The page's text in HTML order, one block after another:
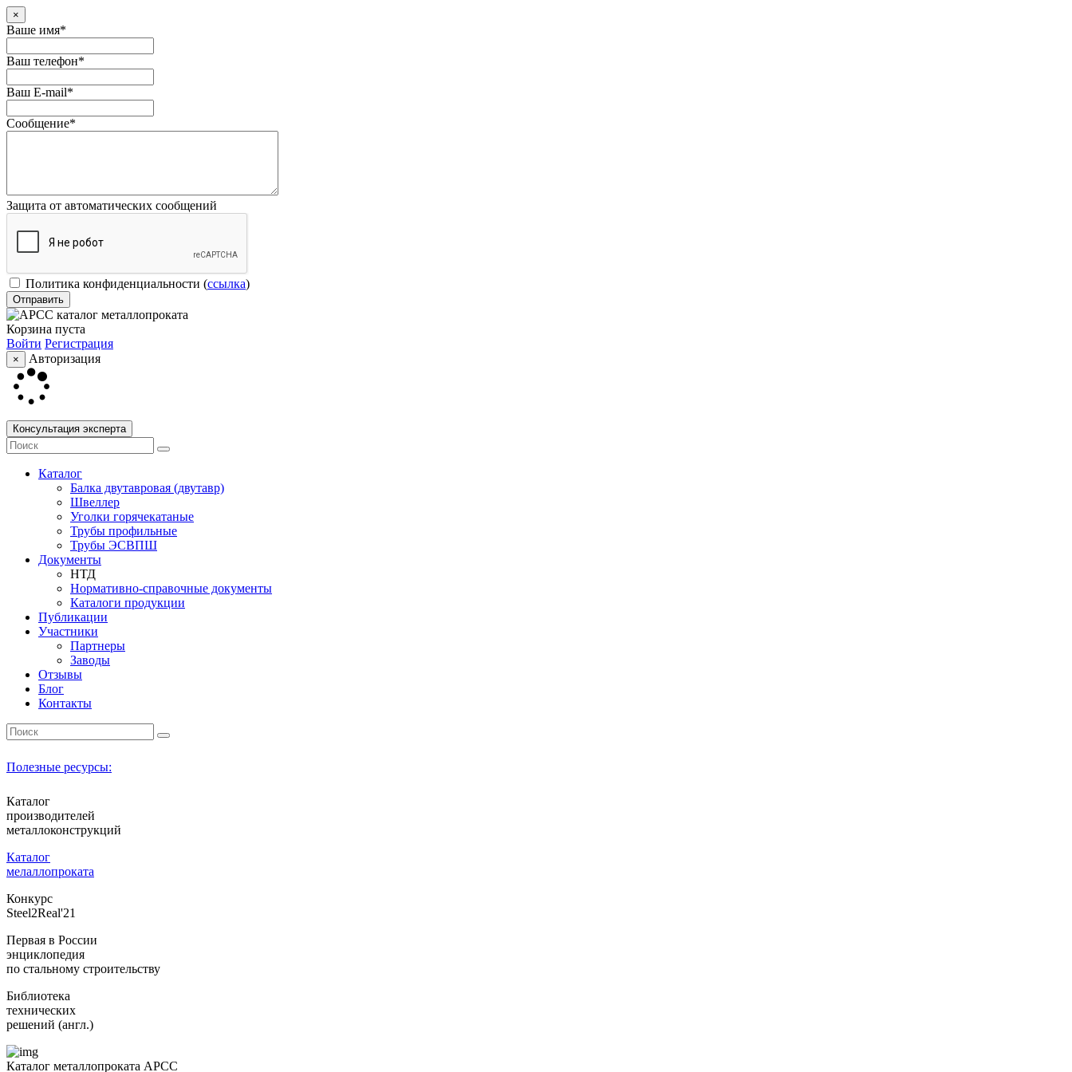
×
Ваше имя*
Ваш телефон*
Ваш E-mail*
Сообщение*
Защита от автоматических сообщений
Политика конфиденциальности (ссылка)
Корзина пуста
Войти Регистрация
× Авторизация
Консультация эксперта
Каталог
Балка двутавровая (двутавр)
Швеллер
Уголки горячекатаные
Трубы профильные
Трубы ЭСВПШ
Документы
НТД
Нормативно-справочные документы
Каталоги продукции
Публикации
Участники
Партнеры
Заводы
Отзывы
Блог
Контакты
Полезные ресурсы:
Каталог
производителей
металлоконструкций
Каталог
мелаллопроката
Конкурс
Steel2Real'21
Первая в России
энциклопедия
по стальному строительству
Библиотека
технических
решений (англ.)
Каталог металлопроката АРСС